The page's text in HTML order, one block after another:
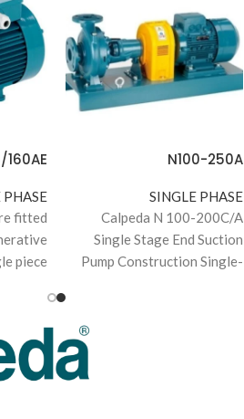
N100-250A
SINGLE PHASE
Calpeda N 100-200C/A
Single Stage End Suction
Pump Construction Single-
160AE
PHASE
fitted
piece